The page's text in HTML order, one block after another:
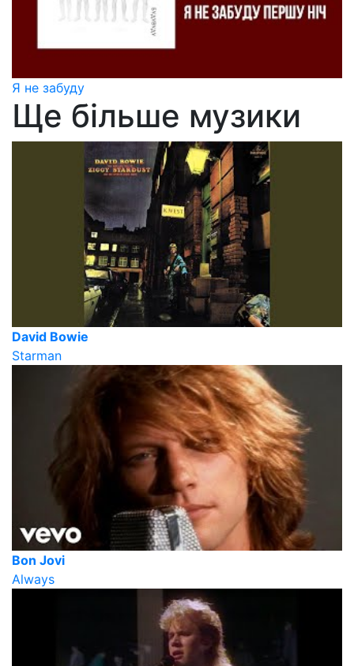
Я не забуду
Ще більше музики
David Bowie
Starman
Bon Jovi
Always